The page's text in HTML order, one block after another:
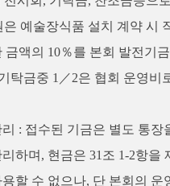
은 예술장식품 설치 계약 시
금액의 10％를 본회 발전기
탁금중 1／2은 협회 운영비
: 접수된 기금은 별도 통장
하며, 현금은 31조 1-2항을
할 수 없으나, 단 본회의 운